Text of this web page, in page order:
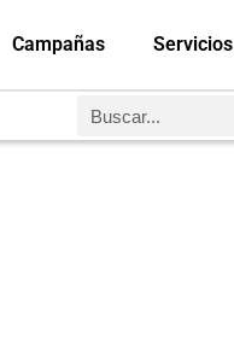
Campañas Servicios